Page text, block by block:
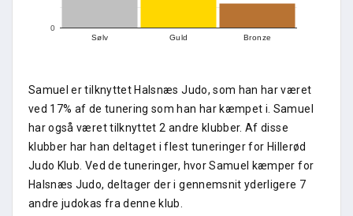
Sølv Guld Bronze
0
Samuel er tilknyttet Halsnæs Judo, som han har været
ved 17% af de tunering som han har kæmpet i. Samuel
har også været tilknyttet 2 andre klubber. Af disse
klubber har han deltaget i flest tuneringer for Hillerød
Judo Klub. Ved de tuneringer, hvor Samuel kæmper for
Halsnæs Judo, deltager der i gennemsnit yderligere 7
andre judokas fra denne klub.